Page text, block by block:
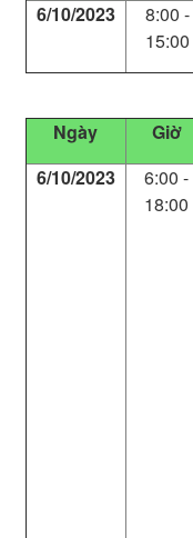
6/10/2023
8:00 -
15:00
Ngày Giờ
6/10/2023
6:00 -
18:00